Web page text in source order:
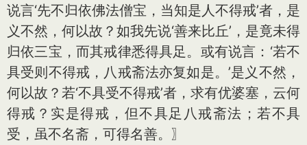
说言‘先不归依佛法僧宝，当知是人不得戒’者，是
义不然，何以故？如我先说‘善来比丘’，是竟未得
归依三宝，而其戒律悉得具足。或有说言：‘若不
具受则不得戒，八戒斋法亦复如是。’是义不然，
何以故？若‘不具受不得戒’者，求有优婆塞，云何
得戒？实是得戒，但不具足八戒斋法；若不具
受，虽不名斋，可得名善。〗